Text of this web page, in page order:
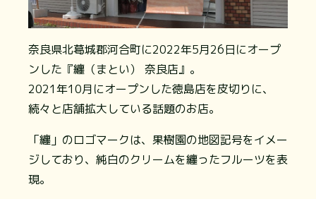
奈良県北葛城郡河合町に2022年5月26日にオープ
ンした『纏（まとい） 奈良店』。
2021年10月にオープンした徳島店を皮切りに、
続々と店舗拡大している話題のお店。
「纏」のロゴマークは、果樹園の地図記号をイメー
ジしており、純白のクリームを纏ったフルーツを表
現。